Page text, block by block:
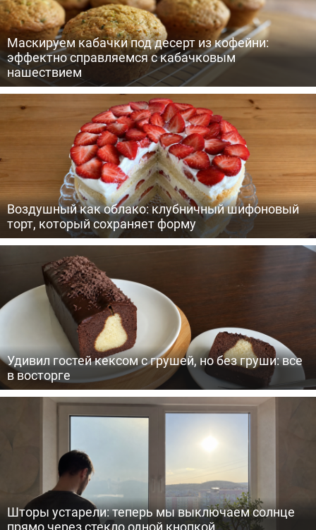
Маскируем кабачки под десерт из кофейни:
эффектно справляемся с кабачковым
нашествием
Воздушный как облако: клубничный шифоновый
торт, который сохраняет форму
Удивил гостей кексом с грушей, но без груши: все
в восторге
Шторы устарели: теперь мы выключаем солнце
прямо через стекло одной кнопкой